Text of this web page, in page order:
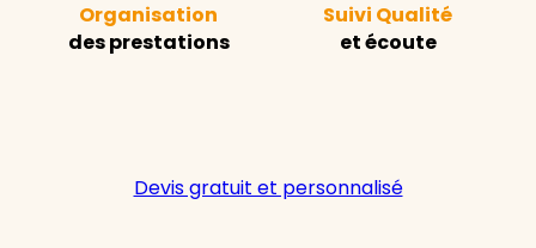
Organisation
des prestations
Suivi Qualité
et écoute
Devis gratuit et personnalisé